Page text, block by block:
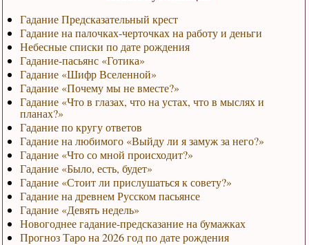
Гадание Предсказательный крест
Гадание на палочках-черточках на работу и деньги
Небесные списки по дате рождения
Гадание-пасьянс «Готика»
Гадание «Шифр Вселенной»
Гадание «Почему мы не вместе?»
Гадание «Что в глазах, что на устах, что в мыслях и
планах?»
Гадание по кругу ответов
Гадание на любимого «Выйду ли я замуж за него?»
Гадание «Что со мной происходит?»
Гадание «Было, есть, будет»
Гадание «Стоит ли прислушаться к совету?»
Гадание на древнем Русском пасьянсе
Гадание «Девять недель»
Новогоднее гадание-предсказание на бумажках
Прогноз Таро на 2026 год по дате рождения